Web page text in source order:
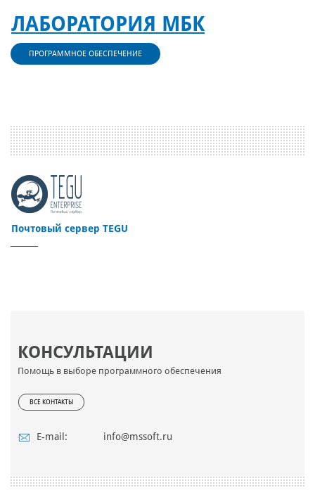
КОНСУЛЬТАЦИИ
Помощь в выборе программного обеспечения
ВСЕ КОНТАКТЫ
E-mail: info@mssoft.ru
ЛАБОРАТОРИЯ МБК
ПРОГРАММНОЕ ОБЕСПЕЧЕНИЕ
Почтовый сервер TEGU